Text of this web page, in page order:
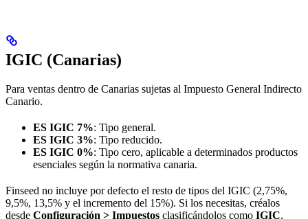
IGIC (Canarias)
Para ventas dentro de Canarias sujetas al Impuesto General Indirecto
Canario.
ES IGIC 7%: Tipo general.
ES IGIC 3%: Tipo reducido.
ES IGIC 0%: Tipo cero, aplicable a determinados productos
esenciales según la normativa canaria.
Finseed no incluye por defecto el resto de tipos del IGIC (2,75%,
9,5%, 13,5% y el incremento del 15%). Si los necesitas, créalos
desde Configuración > Impuestos clasificándolos como IGIC.